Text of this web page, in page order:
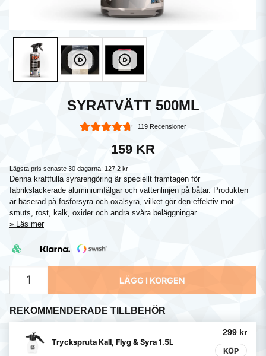
SYRATVÄTT 500ML
119 Recensioner
159 KR
Lägsta pris senaste 30 dagarna: 127,2 kr
Denna kraftfulla syrarengöring är speciellt framtagen för
fabrikslackerade aluminiumfälgar och vattenlinjen på båtar. Produkten
är baserad på fosforsyra och oxalsyra, vilket gör den effektiv mot
smuts, rost, kalk, oxider och andra svåra beläggningar.
Läs mer
LÄGG I KORGEN
REKOMMENDERADE TILLBEHÖR
Tryckspruta Kall, Flyg & Syra 1.5L
299 kr
KÖP